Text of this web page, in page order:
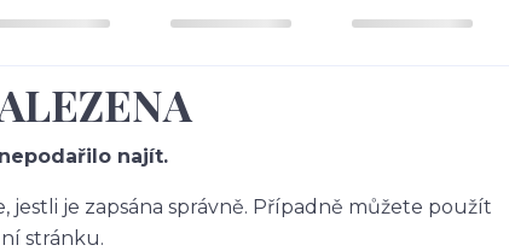
najít.
je zapsána správně. Případně můžete použít
stránku.